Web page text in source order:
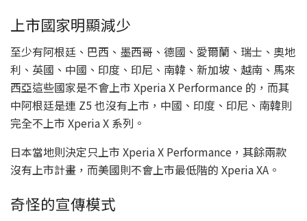
上市國家明顯減少
至少有阿根廷、巴西、墨西哥、德國、愛爾蘭、瑞士、奧地
利、英國、中國、印度、印尼、南韓、新加坡、越南、馬來
西亞這些國家是不會上市 Xperia X Performance 的，而其
中阿根廷是連 Z5 也沒有上市，中國、印度、印尼、南韓則
完全不上市 Xperia X 系列。
日本當地則決定只上市 Xperia X Performance，其餘兩款
沒有上市計畫，而美國則不會上市最低階的 Xperia XA。
奇怪的宣傳模式